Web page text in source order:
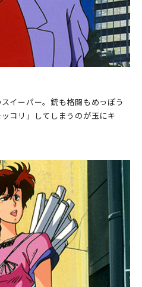
イーパー。銃も格闘もめっぽう
コリ」してしまうのが玉にキ